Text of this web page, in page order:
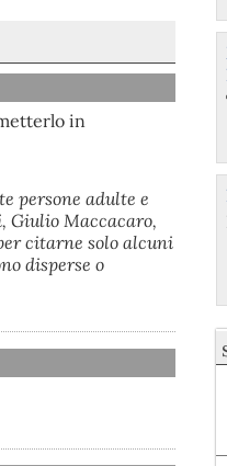
in
persone adulte e
Giulio Maccacaro,
citarne solo alcuni
disperse o